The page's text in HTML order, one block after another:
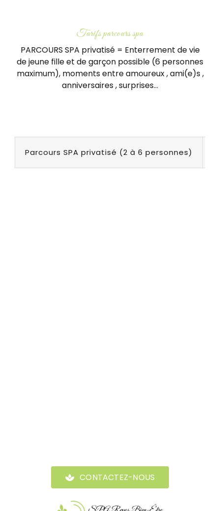
Tarifs parcours spa
PARCOURS SPA privatisé = Enterrement de vie
de jeune fille et de garçon possible (6 personnes
maximum), moments entre amoureux , ami(e)s ,
anniversaires , surprises…
Parcours SPA privatisé (2 à 6 personnes)
CONTACTEZ-NOUS